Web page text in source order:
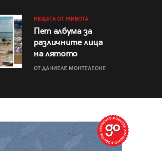
НЕЩАТА ОТ ЖИВОТА
Пет албума за
различните лица
на лятото
ОТ ДАНИЕЛЕ МОНТЕЛЕОНЕ